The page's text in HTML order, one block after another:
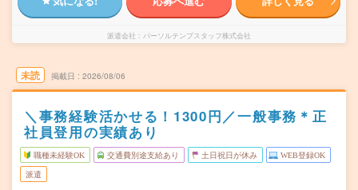
派遣会社 パーソルテンプスタッフ株式会社
未読 掲載日 2026/08/06
＼事務経験活かせる！1300円／一般事務＊正
社員登用の実績あり
職種未経験OK 交通費別途支給あり 土日祝日が休み WEB登録OK
派遣